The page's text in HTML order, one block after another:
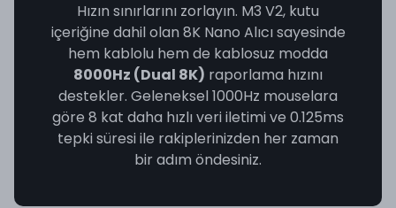
Hızın sınırlarını zorlayın. M3 V2, kutu
içeriğine dahil olan 8K Nano Alıcı sayesinde
hem kablolu hem de kablosuz modda
8000Hz (Dual 8K) raporlama hızını
destekler. Geleneksel 1000Hz mouselara
göre 8 kat daha hızlı veri iletimi ve 0.125ms
tepki süresi ile rakiplerinizden her zaman
bir adım öndesiniz.